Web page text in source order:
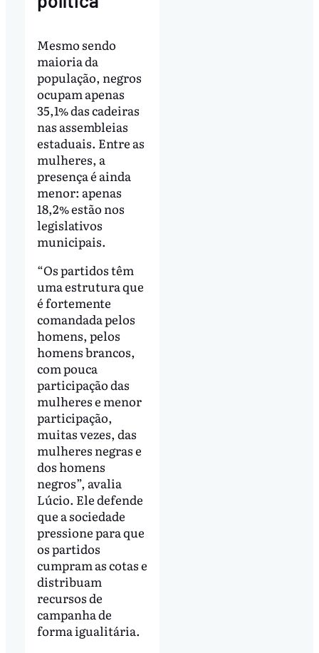
Mesmo sendo
maioria da
população, negros
ocupam apenas
35,1% das cadeiras
nas assembleias
estaduais. Entre as
mulheres, a
presença é ainda
menor: apenas
18,2% estão nos
legislativos
municipais.
“Os partidos têm
uma estrutura que
é fortemente
comandada pelos
homens, pelos
homens brancos,
com pouca
participação das
mulheres e menor
participação,
muitas vezes, das
mulheres negras e
dos homens
negros”, avalia
Lúcio. Ele defende
que a sociedade
pressione para que
os partidos
cumpram as cotas e
distribuam
recursos de
campanha de
forma igualitária.